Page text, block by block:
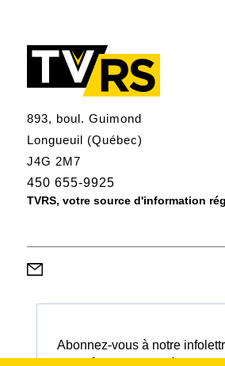
893, boul. Guimond
Longueuil (Québec)
J4G 2M7
450 655-9925
TVRS, votre source d'information
Abonnez-vous à notre